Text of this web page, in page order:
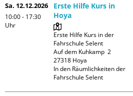
Sa. 12.12.2026
10:00 - 17:30
Uhr
Erste Hilfe Kurs in
Hoya
Erste Hilfe Kurs in der
Fahrschule Selent
Auf dem Kuhkamp  2
27318 Hoya
In den Räumlichkeiten der
Fahrschule Selent